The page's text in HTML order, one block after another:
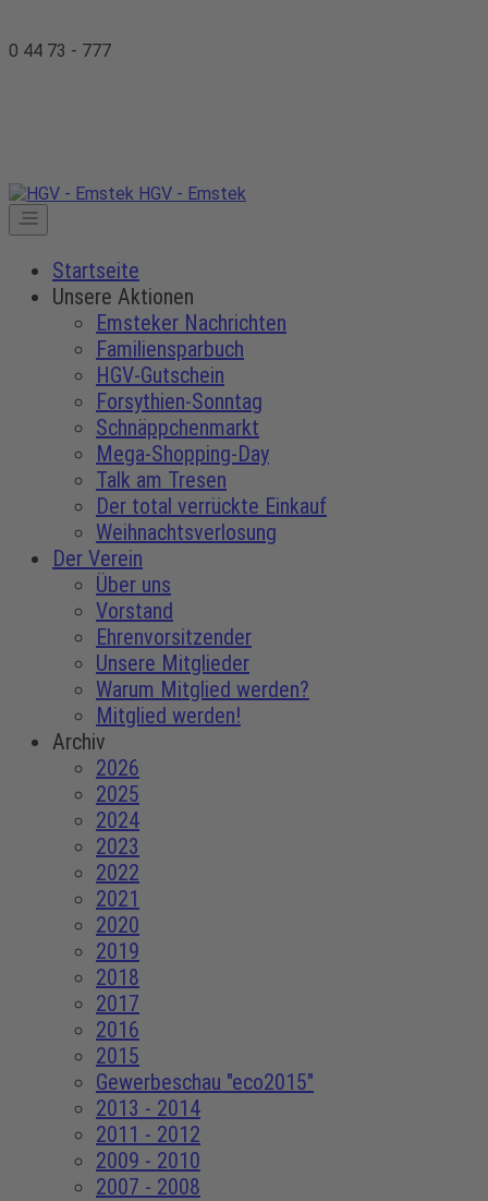
0 44 73 - 777
HGV - Emstek
Startseite
Unsere Aktionen
Emsteker Nachrichten
Familiensparbuch
HGV-Gutschein
Forsythien-Sonntag
Schnäppchenmarkt
Mega-Shopping-Day
Talk am Tresen
Der total verrückte Einkauf
Weihnachtsverlosung
Der Verein
Über uns
Vorstand
Ehrenvorsitzender
Unsere Mitglieder
Warum Mitglied werden?
Mitglied werden!
Archiv
2026
2025
2024
2023
2022
2021
2020
2019
2018
2017
2016
2015
Gewerbeschau "eco2015"
2013 - 2014
2011 - 2012
2009 - 2010
2007 - 2008